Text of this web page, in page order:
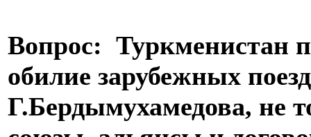
Вопрос: Туркменистан
обилие зарубежных
Г.Бердымухамедова, не